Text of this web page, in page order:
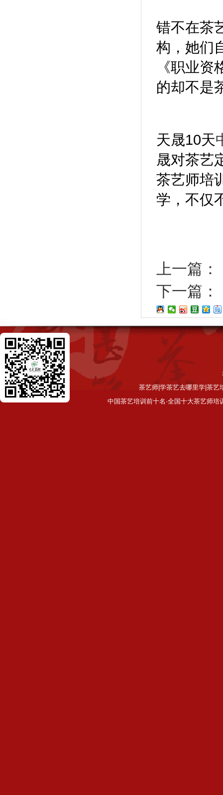
错不在茶
构，她们
《职业
的却不是
天晟10天
晟对茶艺
茶艺师培
学，不仅
上一篇：
下一篇：
茶艺师|学茶艺去哪里学|茶艺
中国茶艺培训前十名·全国十大茶艺师培